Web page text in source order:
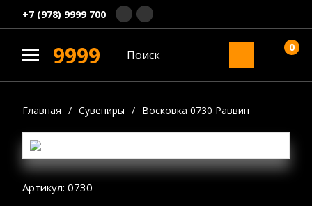
+7 (978) 9999 700
9999 0
Главная / Сувениры / Восковка 0730 Раввин
Артикул: 0730